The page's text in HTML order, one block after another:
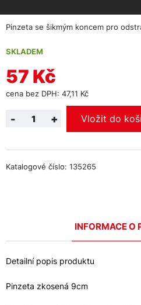
Pinzeta se šikmým koncem pro
SKLADEM
57 Kč
cena bez DPH: 47,11 Kč
+
- Vložit do
Katalogové číslo: 135265
INFORMACE O
Detailní popis produktu
Pinzeta zkosená 9cm